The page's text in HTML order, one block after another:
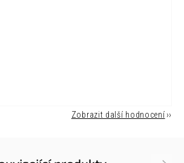
Zobrazit další hodnocení